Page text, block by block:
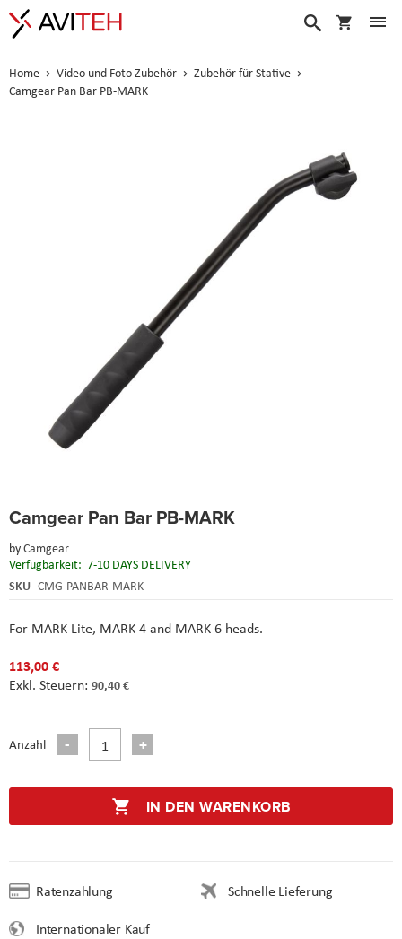
Suche
Home Video und Foto Zubehör
Zubehör für Stative
Camgear Pan Bar PB-MARK
Camgear Pan Bar PB-MARK
byCamgear
Verfügbarkeit: 7-10 DAYS DELIVERY
SKU CMG-PANBAR-MARK
For MARK Lite, MARK 4 and MARK 6 heads.
113,00 €
90,40 €
Anzahl
IN DEN WARENKORB
Ratenzahlung
Schnelle Lieferung
Internationaler Kauf
to
beginning
of
the